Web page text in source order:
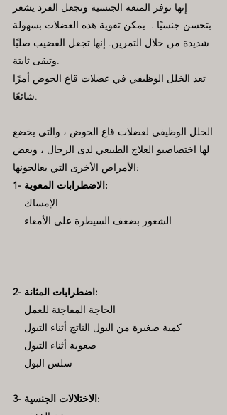
إنها توفر المتعة الجنسية وتجعل الفرد يشعر
بتحسن جنسيًا . يمكن تقوية هذه العضلات بسهولة
شديدة من خلال التمرين. إنها تجعل القضيب صلبًا
وتبقى ثابتة.
تعد الخلل الوظيفي في عضلات قاع الحوض أمرًا
شائعًا.
الخلل الوظيفي لعضلات قاع الحوض ، والتي يخضع
لها اختصاصيو العلاج الطبيعي لدى الرجال ، وبعض
الأمراض الأخرى التي يعالجونها:
1- الاضطرابات المعوية:
الشعور بضعف السيطرة على الأمعاء
2- اضطرابات المثانة:
الحاجة المفاجئة للعمل
كمية صغيرة من البول الناتج أثناء التبول
صعوبة أثناء التبول
سلس البول
3- الاختلالات الجنسية: